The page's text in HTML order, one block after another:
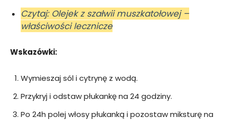
Czytaj: Olejek z szałwii muszkatołowej –
właściwości lecznicze
Wskazówki:
Wymieszaj sól i cytrynę z wodą.
Przykryj i odstaw płukankę na 24 godziny.
Po 24h polej włosy płukanką i pozostaw miksturę na